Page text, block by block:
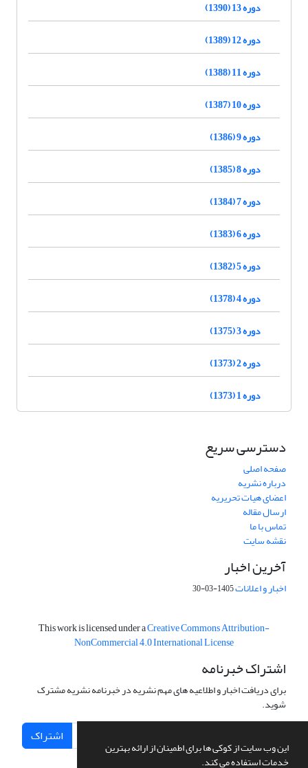
این وب سایت از کوکی ها برای اطمینان از ارائه بهترین
خدمات استفاده می کند.
دوره 13 (1390)
دوره 12 (1389)
دوره 11 (1388)
دوره 10 (1387)
دوره 9 (1386)
دوره 8 (1385)
دوره 7 (1384)
دوره 6 (1383)
دوره 5 (1382)
دوره 4 (1378)
دوره 3 (1375)
دوره 2 (1373)
دوره 1 (1373)
دسترسی سریع
صفحه اصلی
درباره نشریه
اعضای هیات تحریریه
ارسال مقاله
تماس با ما
نقشه سایت
آخرین اخبار
اخبار و اعلانات1405-03-30
This work is licensed under aCreative Commons Attribution-
NonCommercial 4.0 International License
اشتراک خبرنامه
برای دریافت اخبار و اطلاعیه های مهم نشریه در خبرنامه نشریه مشترک
شوید.
اشتراک